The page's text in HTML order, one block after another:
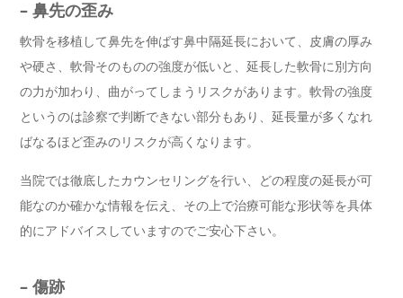
– 鼻先の歪み
軟骨を移植して鼻先を伸ばす鼻中隔延長において、皮膚の厚み
や硬さ、軟骨そのものの強度が低いと、延長した軟骨に別方向
の力が加わり、曲がってしまうリスクがあります。軟骨の強度
というのは診察で判断できない部分もあり、延長量が多くなれ
ばなるほど歪みのリスクが高くなります。
当院では徹底したカウンセリングを行い、どの程度の延長が可
能なのか確かな情報を伝え、その上で治療可能な形状等を具体
的にアドバイスしていますのでご安心下さい。
– 傷跡